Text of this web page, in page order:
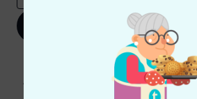
Jetzt anmelden
Mit Klick auf „Jetzt anmelden“ stimmen Sie
Werbung und einer Messung des E-Mail-
Abmeldung ist jederzeit möglich. Weitere